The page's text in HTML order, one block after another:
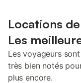
Locations
Les
Les voyageurs
très bien notés
plus encore.